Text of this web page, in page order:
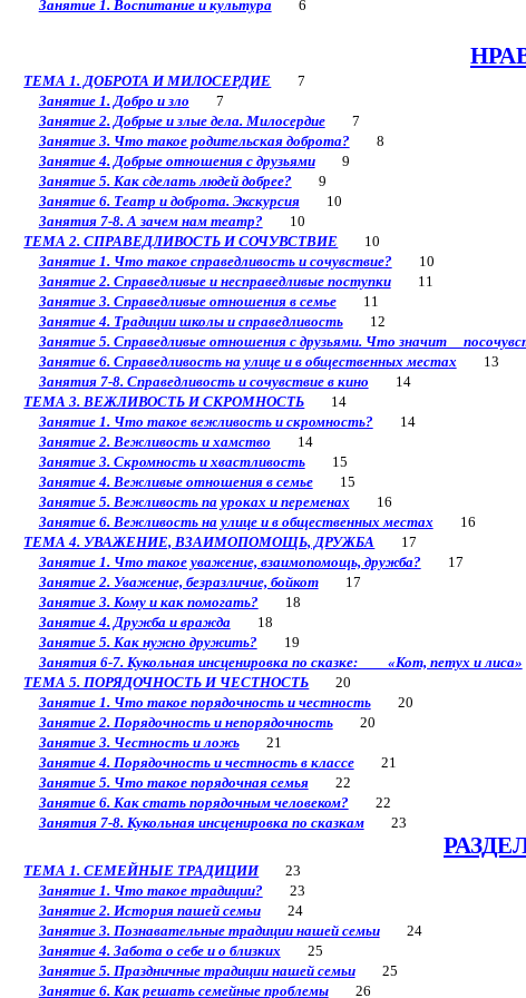
Занятие 1. Воспитание и культура6
ТЕМА 1. ДОБРОТА И МИЛОСЕРДИЕ 7
Занятие 1. Добро и зло 7
Занятие 2. Добрые и злые дела. Милосердие7
Занятие 3. Что такое родительская доброта? 8
Занятие 4. Добрые отношения с друзьями9
Занятие 5. Как сделать людей добрее? 9
Занятие 6. Театр и доброта. Экскурсия10
Занятия 7-8. А зачем нам театр? 10
ТЕМА 2. СПРАВЕДЛИВОСТЬ И СОЧУВСТВИЕ 10
Занятие 1. Что такое справедливость и сочувствие? 10
Занятие 2. Справедливые и несправедливые поступки11
Занятие 3. Справедливые отношения в семье11
Занятие 4. Традиции школы и справедливость12
Занятие 5. Справедливые отношения с друзьями. Что значит
Занятие 6. Справедливость на улице и в общественных местах 13
Занятия 7-8. Справедливость и сочувствие в кино 14
ТЕМА 3. ВЕЖЛИВОСТЬ И СКРОМНОСТЬ 14
Занятие 1. Что такое вежливость и скромность? 14
Занятие 2. Вежливость и хамство 14
Занятие 3. Скромность и хвастливость15
Занятие 4. Вежливые отношения в семье15
Занятие 5. Вежливость па уроках и переменах 16
Занятие 6. Вежливость на улице и в общественных местах 16
ТЕМА 4. УВАЖЕНИЕ, ВЗАИМОПОМОЩЬ, ДРУЖБА 17
Занятие 1. Что такое уважение, взаимопомощь, дружба? 17
Занятие 2. Уважение, безразличие, бойкот17
Занятие 3. Кому и как помогать? 18
Занятие 4. Дружба и вражда18
Занятие 5. Как нужно дружить? 19
Занятия 6-7. Кукольная инсценировка по сказке: «Кот, петух и лиса»
ТЕМА 5. ПОРЯДОЧНОСТЬ И ЧЕСТНОСТЬ 20
Занятие 1. Что такое порядочность и честность20
Занятие 2. Порядочность и непорядочность20
Занятие 3. Честность и ложь21
Занятие 4. Порядочность и честность в классе21
Занятие 5. Что такое порядочная семья22
Занятие 6. Как стать порядочным человеком? 22
Занятия 7-8. Кукольная инсценировка по сказкам23
ТЕМА 1. СЕМЕЙНЫЕ ТРАДИЦИИ23
Занятие 1. Что такое традиции? 23
Занятие 2. История пашей семьи24
Занятие 3. Познавательные традиции нашей семьи24
Занятие 4. Забота о себе и о близких 25
Занятие 5. Праздничные традиции нашей семьи25
Занятие 6. Как решать семейные проблемы26